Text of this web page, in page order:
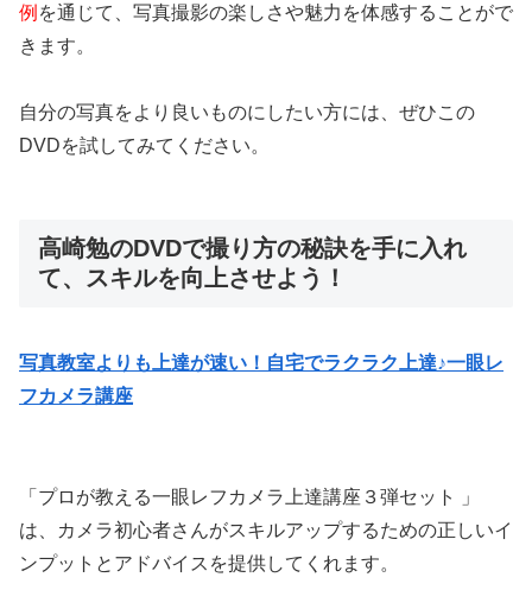
例 を通じて、写真撮影の楽しさや魅力を体感することがで
きます。
自分の写真をより良いものにしたい方には、ぜひこの
DVDを試してみてください。
高崎勉のDVDで撮り方の秘訣を手に入れ
て、スキルを向上させよう！
写真教室よりも上達が速い！自宅でラクラク上達♪一眼レ
フカメラ講座
「プロが教える一眼レフカメラ上達講座３弾セット 」
は、カメラ初心者さんがスキルアップするための正しいイ
ンプットとアドバイスを提供してくれます。